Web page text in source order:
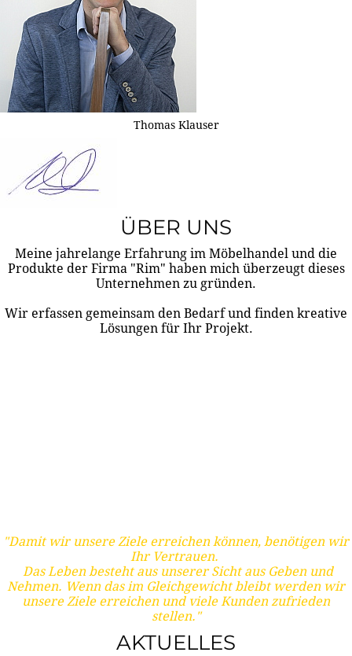
Thomas Klauser
ÜBER UNS
Meine jahrelange Erfahrung im Möbelhandel und die
Produkte der Firma "Rim" haben mich überzeugt dieses
Unternehmen zu gründen.
Wir erfassen gemeinsam den Bedarf und finden kreative
Lösungen für Ihr Projekt.
"Damit wir unsere Ziele erreichen können, benötigen wir
Ihr Vertrauen.
Das Leben besteht aus unserer Sicht aus Geben und
Nehmen. Wenn das im Gleichgewicht bleibt werden wir
unsere Ziele erreichen und viele Kunden zufrieden
stellen."
AKTUELLES